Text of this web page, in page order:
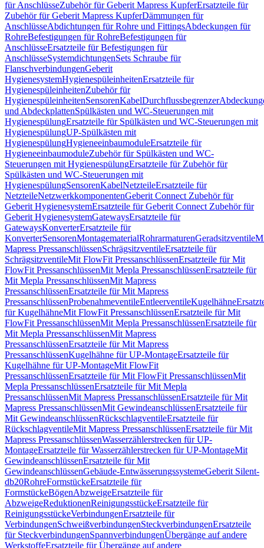
für AnschlüsseZubehör für Geberit Mapress KupferErsatzteile für
Zubehör für Geberit Mapress KupferDämmungen für
AnschlüsseAbdichtungen für Rohre und FittingsAbdeckungen für
RohreBefestigungen für RohreBefestigungen für
AnschlüsseErsatzteile für Befestigungen für
AnschlüsseSystemdichtungenSets Schraube für
FlanschverbindungenGeberit
HygienesystemHygienespüleinheitenErsatzteile für
HygienespüleinheitenZubehör für
HygienespüleinheitenSensorenKabelDurchflussbegrenzer
und AbdeckplattenSpülkästen und WC-Steuerungen mit
HygienespülungErsatzteile für Spülkästen und WC-Steuerungen mit
HygienespülungUP-Spülkästen mit
HygienespülungHygieneeinbaumoduleErsatzteile für
HygieneeinbaumoduleZubehör für Spülkästen und WC-
Steuerungen mit HygienespülungErsatzteile für Zubehör für
Spülkästen und WC-Steuerungen mit
HygienespülungSensorenKabelNetzteileErsatzteile für
NetzteileNetzwerkkomponentenGeberit Connect Zubehör für
Geberit HygienesystemErsatzteile für Geberit Connect Zubehör für
Geberit HygienesystemGatewaysErsatzteile für
GatewaysKonverterErsatzteile für
KonverterSensorenMontagematerialRohrarmaturenGeradsitzventile
Mapress PressanschlüssenSchrägsitzventileErsatzteile für
SchrägsitzventileMit FlowFit PressanschlüssenErsatzteile für Mit
FlowFit PressanschlüssenMit Mepla PressanschlüssenErsatzteile für
Mit Mepla PressanschlüssenMit Mapress
PressanschlüssenErsatzteile für Mit Mapress
PressanschlüssenProbenahmeventileEntleerventileKugelhähne
für KugelhähneMit FlowFit PressanschlüssenErsatzteile für Mit
FlowFit PressanschlüssenMit Mepla PressanschlüssenErsatzteile für
Mit Mepla PressanschlüssenMit Mapress
PressanschlüssenErsatzteile für Mit Mapress
PressanschlüssenKugelhähne für UP-MontageErsatzteile für
Kugelhähne für UP-MontageMit FlowFit
PressanschlüssenErsatzteile für Mit FlowFit PressanschlüssenMit
Mepla PressanschlüssenErsatzteile für Mit Mepla
PressanschlüssenMit Mapress PressanschlüssenErsatzteile für Mit
Mapress PressanschlüssenMit GewindeanschlüssenErsatzteile für
Mit GewindeanschlüssenRückschlagventileErsatzteile für
RückschlagventileMit Mapress PressanschlüssenErsatzteile für Mit
Mapress PressanschlüssenWasserzählerstrecken für UP-
MontageErsatzteile für Wasserzählerstrecken für UP-MontageMit
GewindeanschlüssenErsatzteile für Mit
GewindeanschlüssenGebäude-EntwässerungssystemeGeberit Silent-
db20RohreFormstückeErsatzteile für
FormstückeBögenAbzweigeErsatzteile für
AbzweigeReduktionenReinigungsstückeErsatzteile für
ReinigungsstückeVerbindungenErsatzteile für
VerbindungenSchweißverbindungenSteckverbindungenErsatzteile
für SteckverbindungenSpannverbindungenÜbergänge auf andere
WerkstoffeErsatzteile für Übergänge auf andere